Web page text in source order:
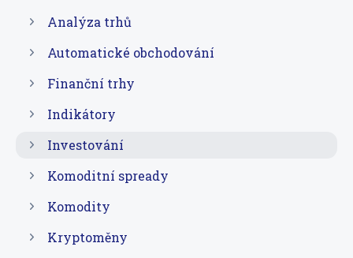
Analýza trhů
Automatické obchodování
Finanční trhy
Indikátory
Investování
Komoditní spready
Komodity
Kryptoměny